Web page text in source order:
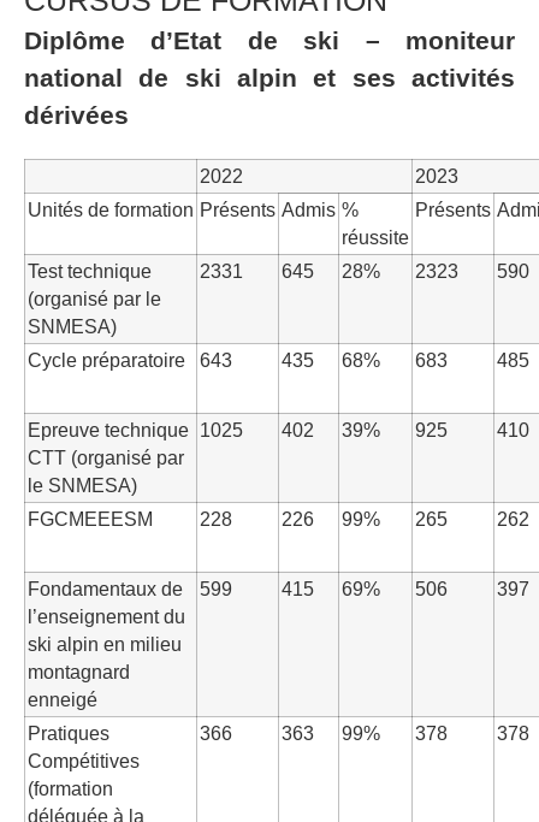
Diplôme d’Etat de ski – moniteur
national de ski alpin et ses activités
dérivées
2022
2023
Unités de formation Présents Admis %
réussite
Présents
Test technique
(organisé par le
SNMESA)
2331 645 28% 2323 590
Cycle préparatoire 643 435 68% 683 485
Epreuve technique
CTT (organisé par
le SNMESA)
1025 402 39% 925 410
FGCMEEESM 228 226 99% 265 262
Fondamentaux de
l’enseignement du
ski alpin en milieu
montagnard
enneigé
599 415 69% 506 397
Pratiques
Compétitives
(formation
déléguée à la
366 363 99% 378 378